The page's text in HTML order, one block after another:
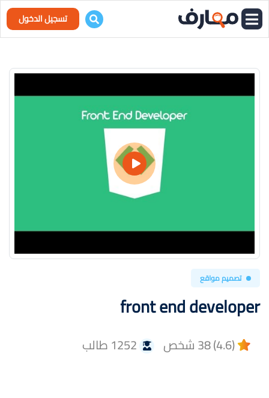
تسجيل الدخول
تصميم مواقع
front end developer
(4.6) 38 شخص 1252 طالب